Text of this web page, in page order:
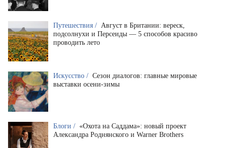
Путешествия / Август в Британии: вереск,
подсолнухи и Персеиды — 5 способов красиво
проводить лето
Искусство / Сезон диалогов: главные мировые
выставки осени-зимы
Блоги / «Охота на Саддама»: новый проект
Александра Роднянского и Warner Brothers